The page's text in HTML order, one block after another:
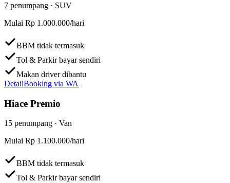
7 penumpang · SUV
Mulai Rp 1.000.000/hari
BBM tidak termasuk
Tol & Parkir bayar sendiri
Makan driver dibantu
DetailBooking via WA
Hiace Premio
15 penumpang · Van
Mulai Rp 1.100.000/hari
BBM tidak termasuk
Tol & Parkir bayar sendiri